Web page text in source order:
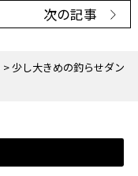
少し大きめの釣らせダン
次の記事